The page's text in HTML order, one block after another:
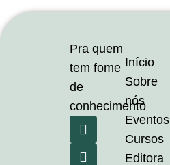
Pra quem
tem fome
de
conhecimento
Início
Sobre
nós
Eventos
Cursos
Editora